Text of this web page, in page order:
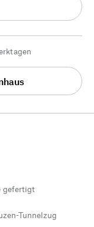
gefertigt
Tunnelzug